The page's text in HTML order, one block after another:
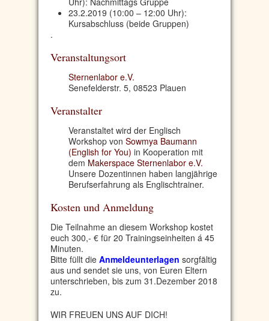
23.2.2019 (10:00 – 12:00 Uhr):
Kursabschluss (beide Gruppen)
.
Veranstaltungsort
Sternenlabor e.V.
Senefelderstr. 5, 08523 Plauen
Veranstalter
Veranstaltet wird der Englisch
Workshop von Sowmya Baumann
(English for You) in Kooperation mit
dem Makerspace Sternenlabor e.V.
Unsere Dozentinnen haben langjährige
Berufserfahrung als Englischtrainer.
Kosten und Anmeldung
Die Teilnahme an diesem Workshop kostet
euch 300,- € für 20 Trainingseinheiten á 45
Minuten.
Bitte füllt die Anmeldeunterlagen sorgfältig
aus und sendet sie uns, von Euren Eltern
unterschrieben, bis zum 31.Dezember 2018
zu.
WIR FREUEN UNS AUF DICH!